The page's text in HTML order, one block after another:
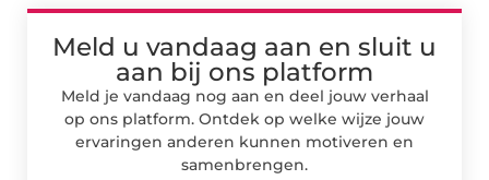
Meld u vandaag aan en sluit u
aan bij ons platform
Meld je vandaag nog aan en deel jouw verhaal
op ons platform. Ontdek op welke wijze jouw
ervaringen anderen kunnen motiveren en
samenbrengen.